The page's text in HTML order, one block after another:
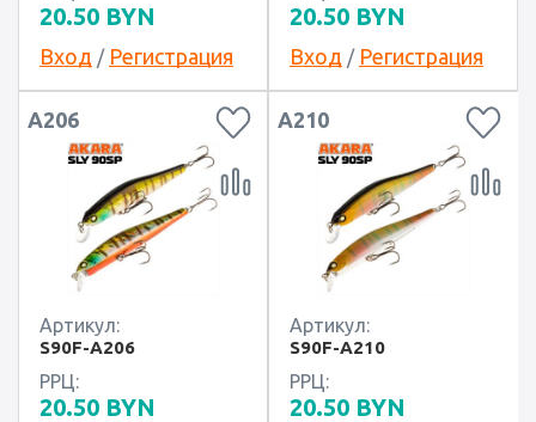
20.50 BYN
Вход / Регистрация
20.50 BYN
Вход / Регистрация
A206
Артикул:
S90F-A206
РРЦ:
20.50 BYN
A210
Артикул:
S90F-A210
РРЦ:
20.50 BYN